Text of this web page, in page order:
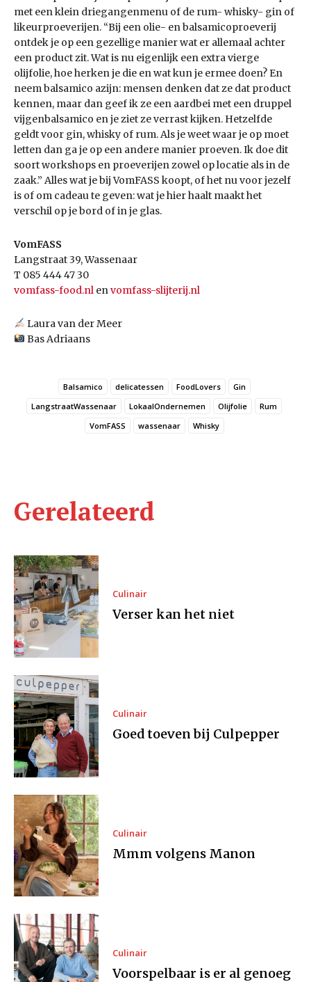
met een klein driegangenmenu of de rum- whisky- gin of
likeurproeverijen. “Bij een olie- en balsamicoproeverij
ontdek je op een gezellige manier wat er allemaal achter
een product zit. Wat is nu eigenlijk een extra vierge
olijfolie, hoe herken je die en wat kun je ermee doen? En
neem balsamico azijn: mensen denken dat ze dat product
kennen, maar dan geef ik ze een aardbei met een druppel
vijgenbalsamico en je ziet ze verrast kijken. Hetzelfde
geldt voor gin, whisky of rum. Als je weet waar je op moet
letten dan ga je op een andere manier proeven. Ik doe dit
soort workshops en proeverijen zowel op locatie als in de
zaak.” Alles wat je bij VomFASS koopt, of het nu voor jezelf
is of om cadeau te geven: wat je hier haalt maakt het
verschil op je bord of in je glas.
VomFASS
Langstraat 39, Wassenaar
T 085 444 47 30
vomfass-food.nl envomfass-slijterij.nl
Laura van der Meer
Bas Adriaans
Balsamico delicatessen FoodLovers
Gin
LangstraatWassenaar
LokaalOndernemen Olijfolie
Rum
VomFASS
wassenaar Whisky
Gerelateerd
Culinair
Verser kan het niet
Culinair
Goed toeven bij Culpepper
Culinair
Mmm volgens Manon
Culinair
Voorspelbaar is er al genoeg